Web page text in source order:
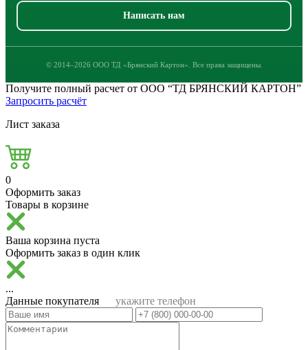
Написать нам
© 2014–2026 ООО ТД «Брянский Картон». Все права защищены.
Получите полный расчет от ООО “ТД БРЯНСКИЙ КАРТОН”
Запросить расчёт
Лист заказа
0
Оформить заказ
Товары в корзине
Ваша корзина пуста
Оформить заказ в один клик
...
Данные покупателя
укажите телефон